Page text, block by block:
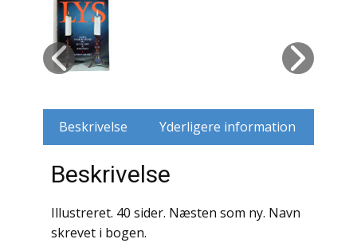
Hus / Have
Husdyr
Krige / Slag
Beskrivelse Yderligere information
Beskrivelse
Illustreret. 40 sider. Næsten som ny. Navn
skrevet i bogen.